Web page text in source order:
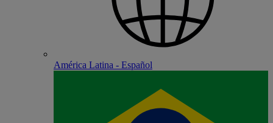
América Latina - Español